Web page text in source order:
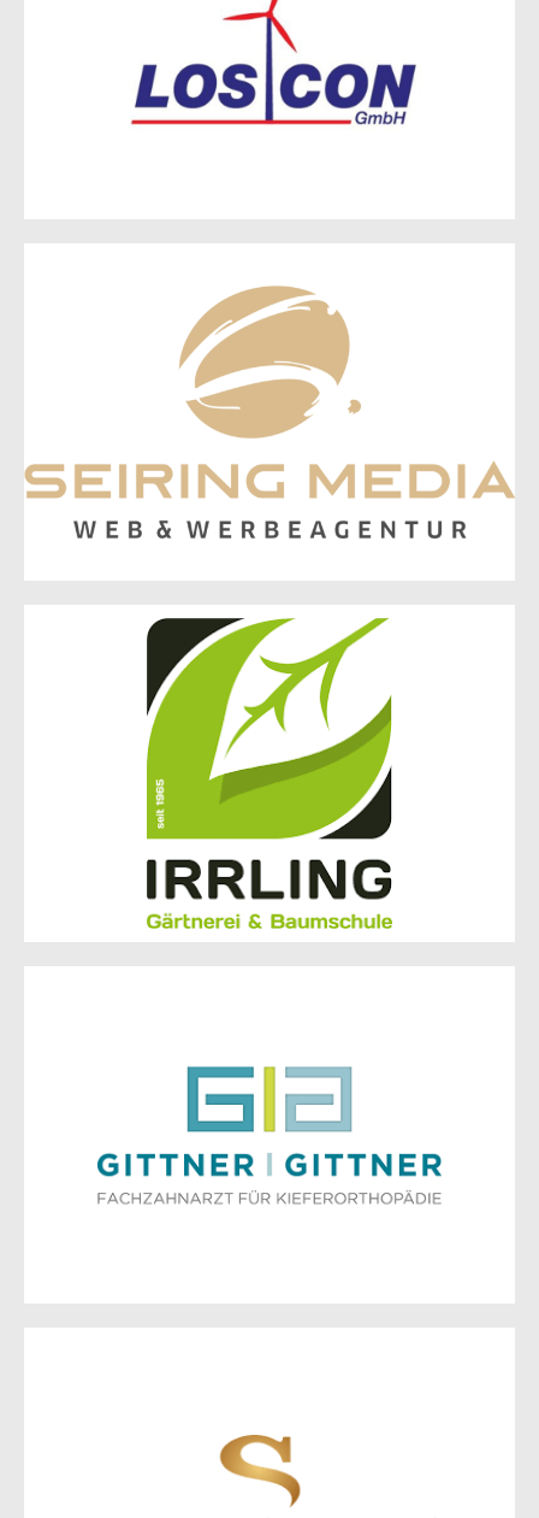
Charlottenhoff 20
15848 Beeskow
Zur Website
Seiring Design Werbeagentur
GmbH
Josef-Gesing-Straße 10
15234 Frankfurt (Oder)
Gärtnerei & Baumschule
Andreas Irrling
Fürstenwalder Poststraße 2
15234 Frankfurt (Oder)
Fachzahnarzt für Kieferorthopädie
Karl-Liebknecht-Str. 61
15230 Frankfurt (Oder)
Herbert-Jensch-Str. 16
15234 Frankfurt (Oder)